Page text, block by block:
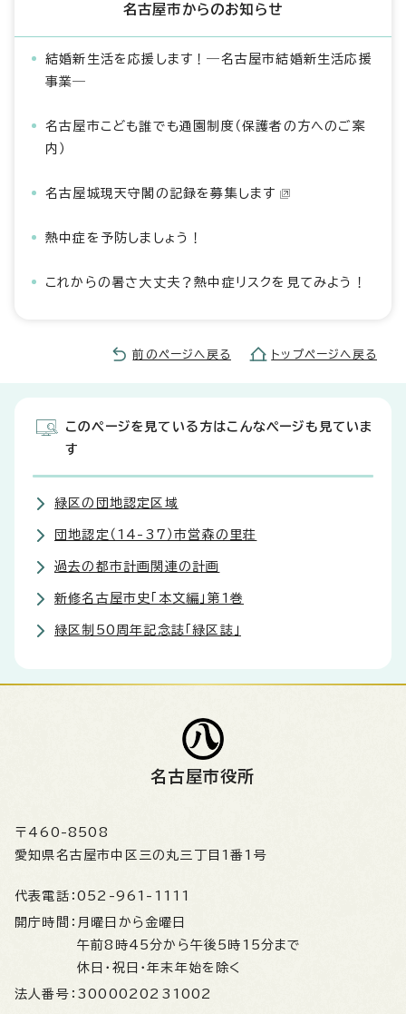
名古屋市からのお知らせ
結婚新生活を応援します！―名古屋市結婚新生活応援
事業―
名古屋市こども誰でも通園制度（保護者の方へのご案
内）
名古屋城現天守閣の記録を募集します
熱中症を予防しましょう！
これからの暑さ大丈夫？熱中症リスクを見てみよう！
前のページへ戻る トップページへ戻る
このページを見ている方はこんなページも見ていま
す
緑区の団地認定区域
団地認定（14-37）市営森の里荘
過去の都市計画関連の計画
新修名古屋市史「本文編」第1巻
緑区制50周年記念誌「緑区誌」
名古屋市役所
〒460-8508
愛知県名古屋市中区三の丸三丁目1番1号
代表電話： 052-961-1111
開庁時間： 月曜日から金曜日
午前8時45分から午後5時15分まで
休日・祝日・年末年始を除く
法人番号： 3000020231002